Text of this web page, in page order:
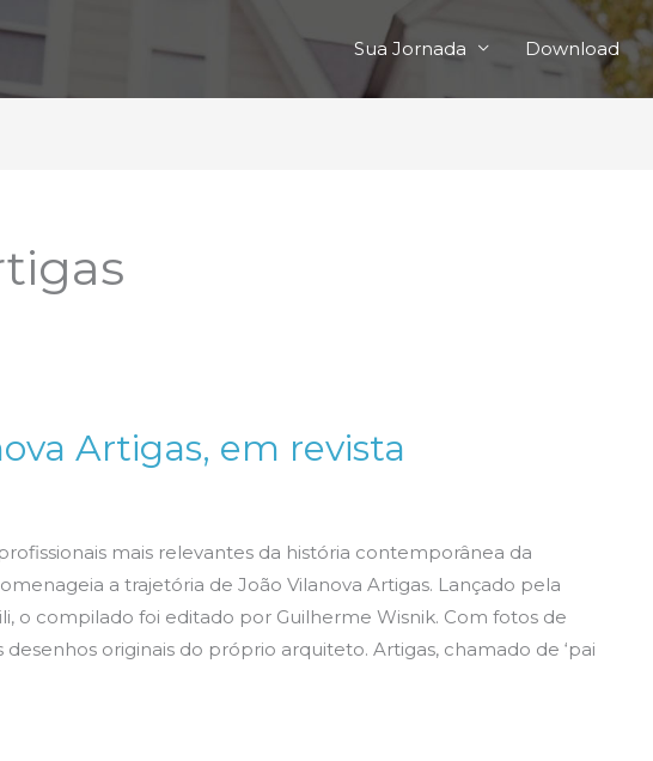
Sua Jornada Download
Artigas, em revista
mais relevantes da história contemporânea da
a trajetória de João Vilanova Artigas. Lançado pela
o compilado foi editado por Guilherme Wisnik. Com fotos de
originais do próprio arquiteto. Artigas, chamado de ‘pai